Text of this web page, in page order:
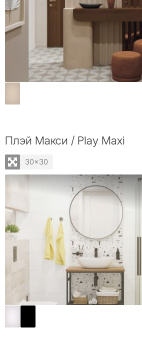
Плэй Макси / Play Maxi
30x30